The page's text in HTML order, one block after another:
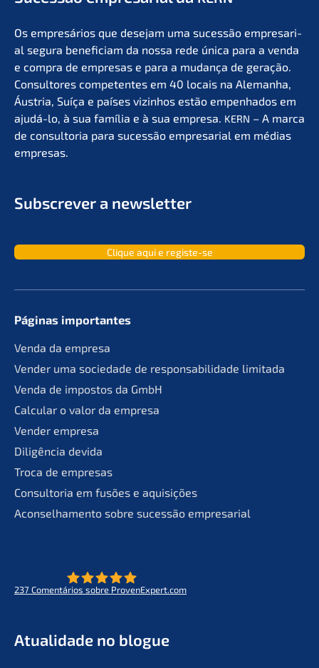
Os empresá­ri­os que desejam uma suces­são empre­sa­ri­
al segura benefi­ci­am da nossa rede única para a venda
e compra de empre­sas e para a mudan­ça de geração.
Consul­to­res compe­ten­tes em 40 locais na Aleman­ha,
Áustria, Suíça e países vizin­hos estão empen­ha­dos em
ajudá-lo, à sua família e à sua empre­sa. KERN – A marca
de consult­oria para suces­são empre­sa­ri­al em médias
empresas.
Subscrever a newsletter
Clique aqui e registe-se
Páginas importan­tes
Venda da empresa
Vender uma socie­da­de de responsa­bil­ida­de limitada
Venda de impos­tos da GmbH
Calcu­lar o valor da empresa
Vender empre­sa
Diligên­cia devida
Troca de empresas
Consult­oria em fusões e aquisições
Aconsel­ha­men­to sobre suces­são empresarial
237 Comen­tá­ri­os sobre ProvenExpert.com
Atual­i­da­de no blogue